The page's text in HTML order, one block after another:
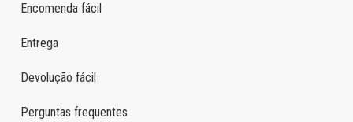
Encomenda fácil
Entrega
Devolução fácil
Perguntas frequentes